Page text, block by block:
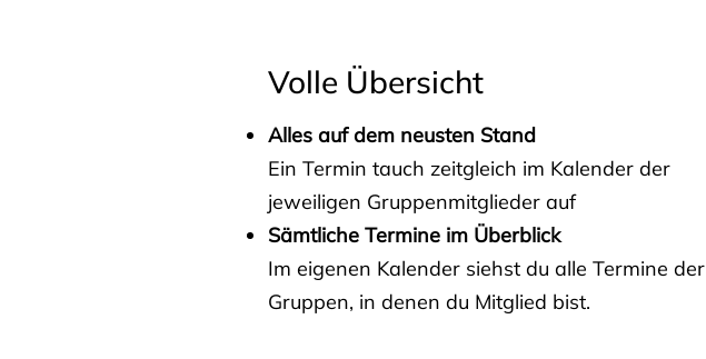
Volle Übersicht
Alles auf dem neusten Stand
Ein Termin tauch zeitgleich im Kalender der
jeweiligen Gruppenmitglieder auf
Sämtliche Termine im Überblick
Im eigenen Kalender siehst du alle Termine der
Gruppen, in denen du Mitglied bist.